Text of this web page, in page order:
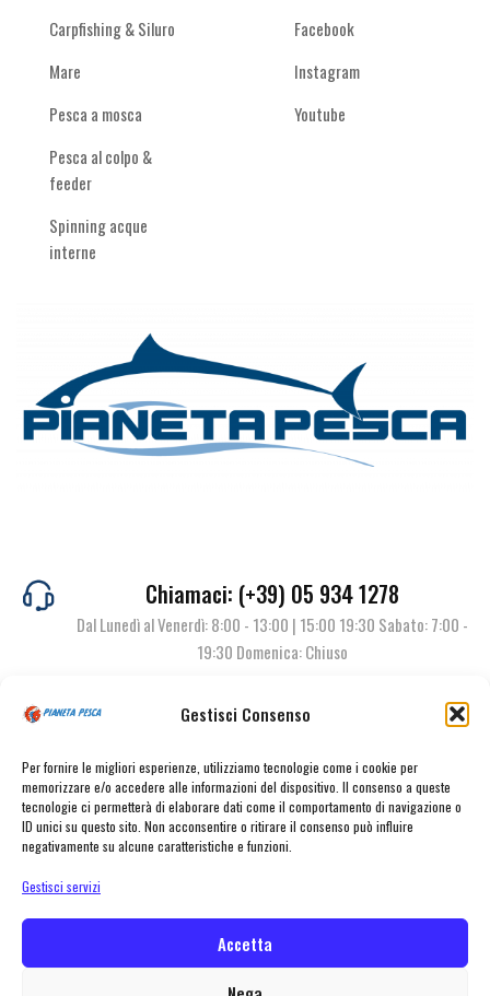
Gestisci Consenso
Per fornire le migliori esperienze, utilizziamo tecnologie come i cookie per
memorizzare e/o accedere alle informazioni del dispositivo. Il consenso a queste
tecnologie ci permetterà di elaborare dati come il comportamento di navigazione o
ID unici su questo sito. Non acconsentire o ritirare il consenso può influire
negativamente su alcune caratteristiche e funzioni.
Gestisci servizi
Accetta
Carpfishing & Siluro
Mare
Pesca a mosca
Pesca al colpo &
feeder
Spinning acque
interne
Facebook
Instagram
Youtube
Chiamaci: (+39) 05 934 1278
Dal Lunedì al Venerdì: 8:00 - 13:00 | 15:00 19:30 Sabato: 7:00 -
19:30 Domenica: Chiuso
© Pianeta Pesca Viale Marcello Finzi, 563 41122 Modena (MO) | P.I.
02141860367 | Tel. 059 341278 | info@pianetapesca.it